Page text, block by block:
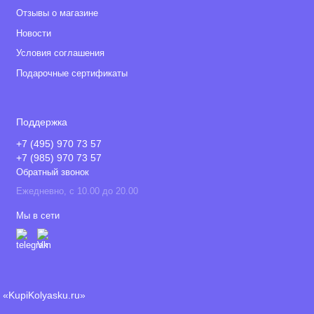
Отзывы о магазине
Новости
Условия соглашения
Подарочные сертификаты
Поддержка
+7 (495) 970 73 57
+7 (985) 970 73 57
Обратный звонок
Ежедневно, с 10.00 до 20.00
Мы в сети
«KupiKolyasku.ru»